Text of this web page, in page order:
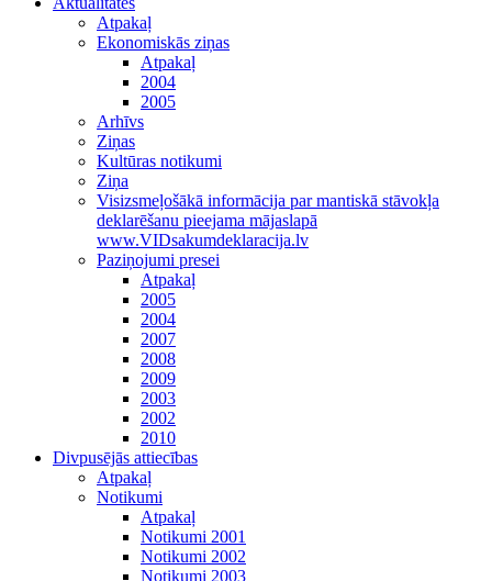
Atpakaļ
Ekonomiskās ziņas
Atpakaļ
2004
2005
Arhīvs
Ziņas
Kultūras notikumi
Ziņa
Visizsmeļošākā informācija par mantiskā stāvokļa
deklarēšanu pieejama mājaslapā
www.VIDsakumdeklaracija.lv
Paziņojumi presei
Atpakaļ
2005
2004
2007
2008
2009
2003
2002
2010
Divpusējās attiecības
Atpakaļ
Notikumi
Atpakaļ
Notikumi 2001
Notikumi 2002
Notikumi 2003